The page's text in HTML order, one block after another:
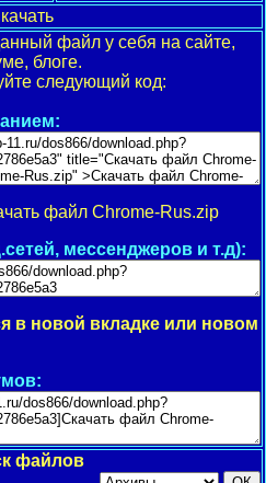
файл у себя на сайте,
блоге.
следующий код:
файл Chrome-Rus.zip
мессенджеров и т.д):
в новой вкладке или новом
файлов